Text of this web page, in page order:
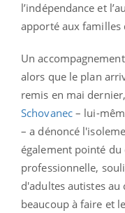
l’indépendance et
apporté aux familles
Un
alors que le plan
remis en mai
Schovanec– lui-
– a dénoncé
également pointé
professionnelle,
d'adultes autistes
beaucoup à faire et